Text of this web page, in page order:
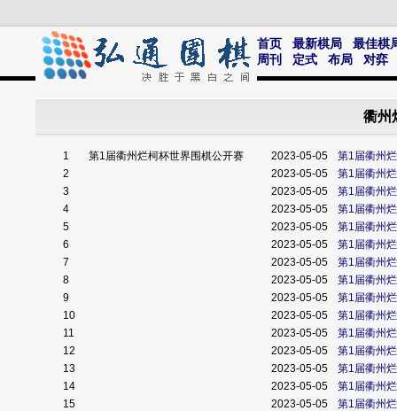
首页 最新棋局
最佳棋
周刊
定式 布局 对弈
衢州
1 第1届衢州烂柯杯世界围棋公开赛 2023-05-05
第1届衢州
2
2023-05-05
第1届衢州
3
2023-05-05
第1届衢州
4
2023-05-05
第1届衢州
5
2023-05-05
第1届衢州
6
2023-05-05
第1届衢州
7
2023-05-05
第1届衢州
8
2023-05-05
第1届衢州
9
2023-05-05
第1届衢州
10
2023-05-05
第1届衢州
11
2023-05-05
第1届衢州
12
2023-05-05
第1届衢州
13
2023-05-05
第1届衢州
14
2023-05-05
第1届衢州
15
2023-05-05
第1届衢州